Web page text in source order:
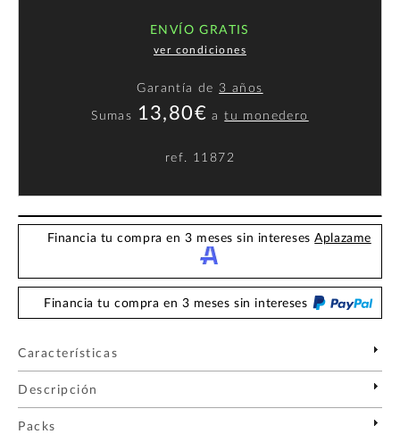
ENVÍO GRATIS
ver condiciones
Garantía de 3 años
Sumas 13,80€ atu monedero
ref. 11872
Financia tu compra en 3 meses sin interesesAplazame
Financia tu compra en 3 meses sin intereses
Características
Descripción
Packs